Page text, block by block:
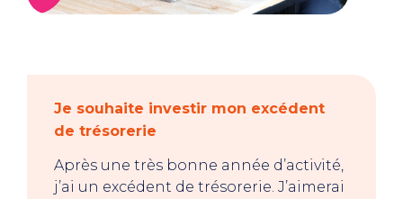
Je souhaite investir mon excédent
de trésorerie
Après une très bonne année d’activité,
j’ai un excédent de trésorerie. J’aimerai